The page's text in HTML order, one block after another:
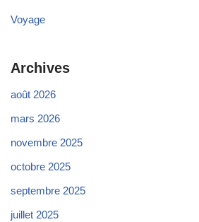
Voyage
Archives
août 2026
mars 2026
novembre 2025
octobre 2025
septembre 2025
juillet 2025